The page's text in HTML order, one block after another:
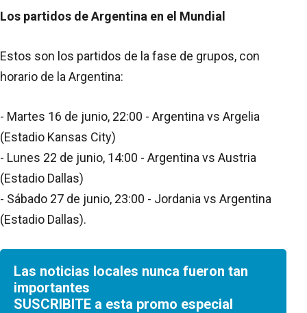
Los partidos de Argentina en el Mundial
Estos son los partidos de la fase de grupos, con
horario de la Argentina:
- Martes 16 de junio, 22:00 - Argentina vs Argelia
(Estadio Kansas City)
- Lunes 22 de junio, 14:00 - Argentina vs Austria
(Estadio Dallas)
- Sábado 27 de junio, 23:00 - Jordania vs Argentina
(Estadio Dallas).
Las noticias locales nunca fueron tan
importantes
SUSCRIBITE a esta promo especial